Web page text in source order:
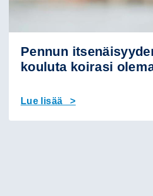
Pennun
kouluta koirasi
Lue lisää >